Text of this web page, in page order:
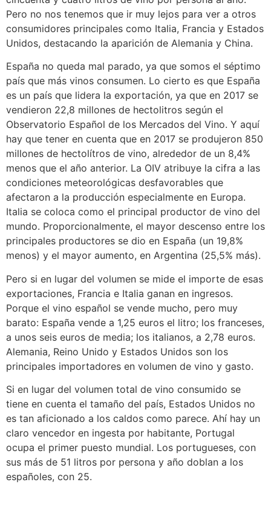
Pero no nos tenemos que ir muy lejos para ver a otros
consumidores principales como Italia, Francia y Estados
Unidos, destacando la aparición de Alemania y China.
España no queda mal parado, ya que somos el séptimo
país que más vinos consumen. Lo cierto es que España
es un país que lidera la exportación, ya que en 2017 se
vendieron 22,8 millones de hectolitros según el
Observatorio Español de los Mercados del Vino. Y aquí
hay que tener en cuenta que en 2017 se produjeron 850
millones de hectolítros de vino, alrededor de un 8,4%
menos que el año anterior. La OIV atribuye la cifra a las
condiciones meteorológicas desfavorables que
afectaron a la producción especialmente en Europa.
Italia se coloca como el principal productor de vino del
mundo. Proporcionalmente, el mayor descenso entre los
principales productores se dio en España (un 19,8%
menos) y el mayor aumento, en Argentina (25,5% más).
Pero si en lugar del volumen se mide el importe de esas
exportaciones, Francia e Italia ganan en ingresos.
Porque el vino español se vende mucho, pero muy
barato: España vende a 1,25 euros el litro; los franceses,
a unos seis euros de media; los italianos, a 2,78 euros.
Alemania, Reino Unido y Estados Unidos son los
principales importadores en volumen de vino y gasto.
Si en lugar del volumen total de vino consumido se
tiene en cuenta el tamaño del país, Estados Unidos no
es tan aficionado a los caldos como parece. Ahí hay un
claro vencedor en ingesta por habitante, Portugal
ocupa el primer puesto mundial. Los portugueses, con
sus más de 51 litros por persona y año doblan a los
españoles, con 25.